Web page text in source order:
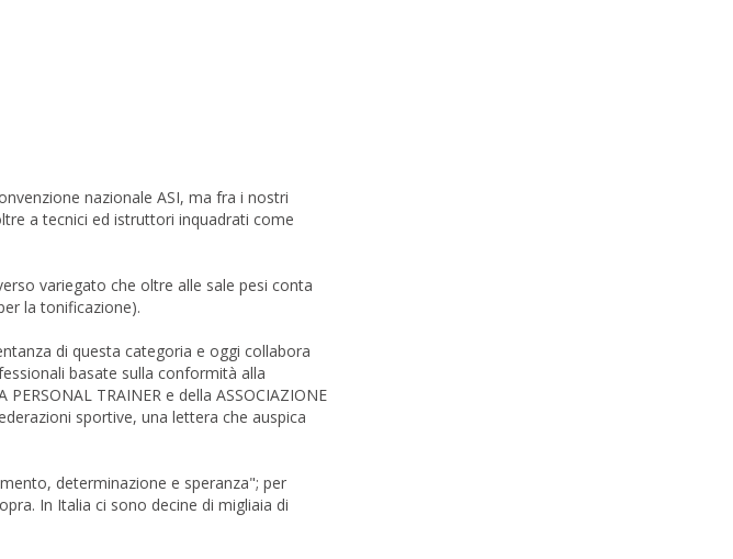
nazionale ASI, ma fra i nostri
a tecnici ed istruttori inquadrati come
variegato che oltre alle sale pesi conta
la tonificazione).
di questa categoria e oggi collabora
basate sulla conformità alla
TRAINER e della ASSOCIAZIONE
sportive, una lettera che auspica
determinazione e speranza"; per
In Italia ci sono decine di migliaia di